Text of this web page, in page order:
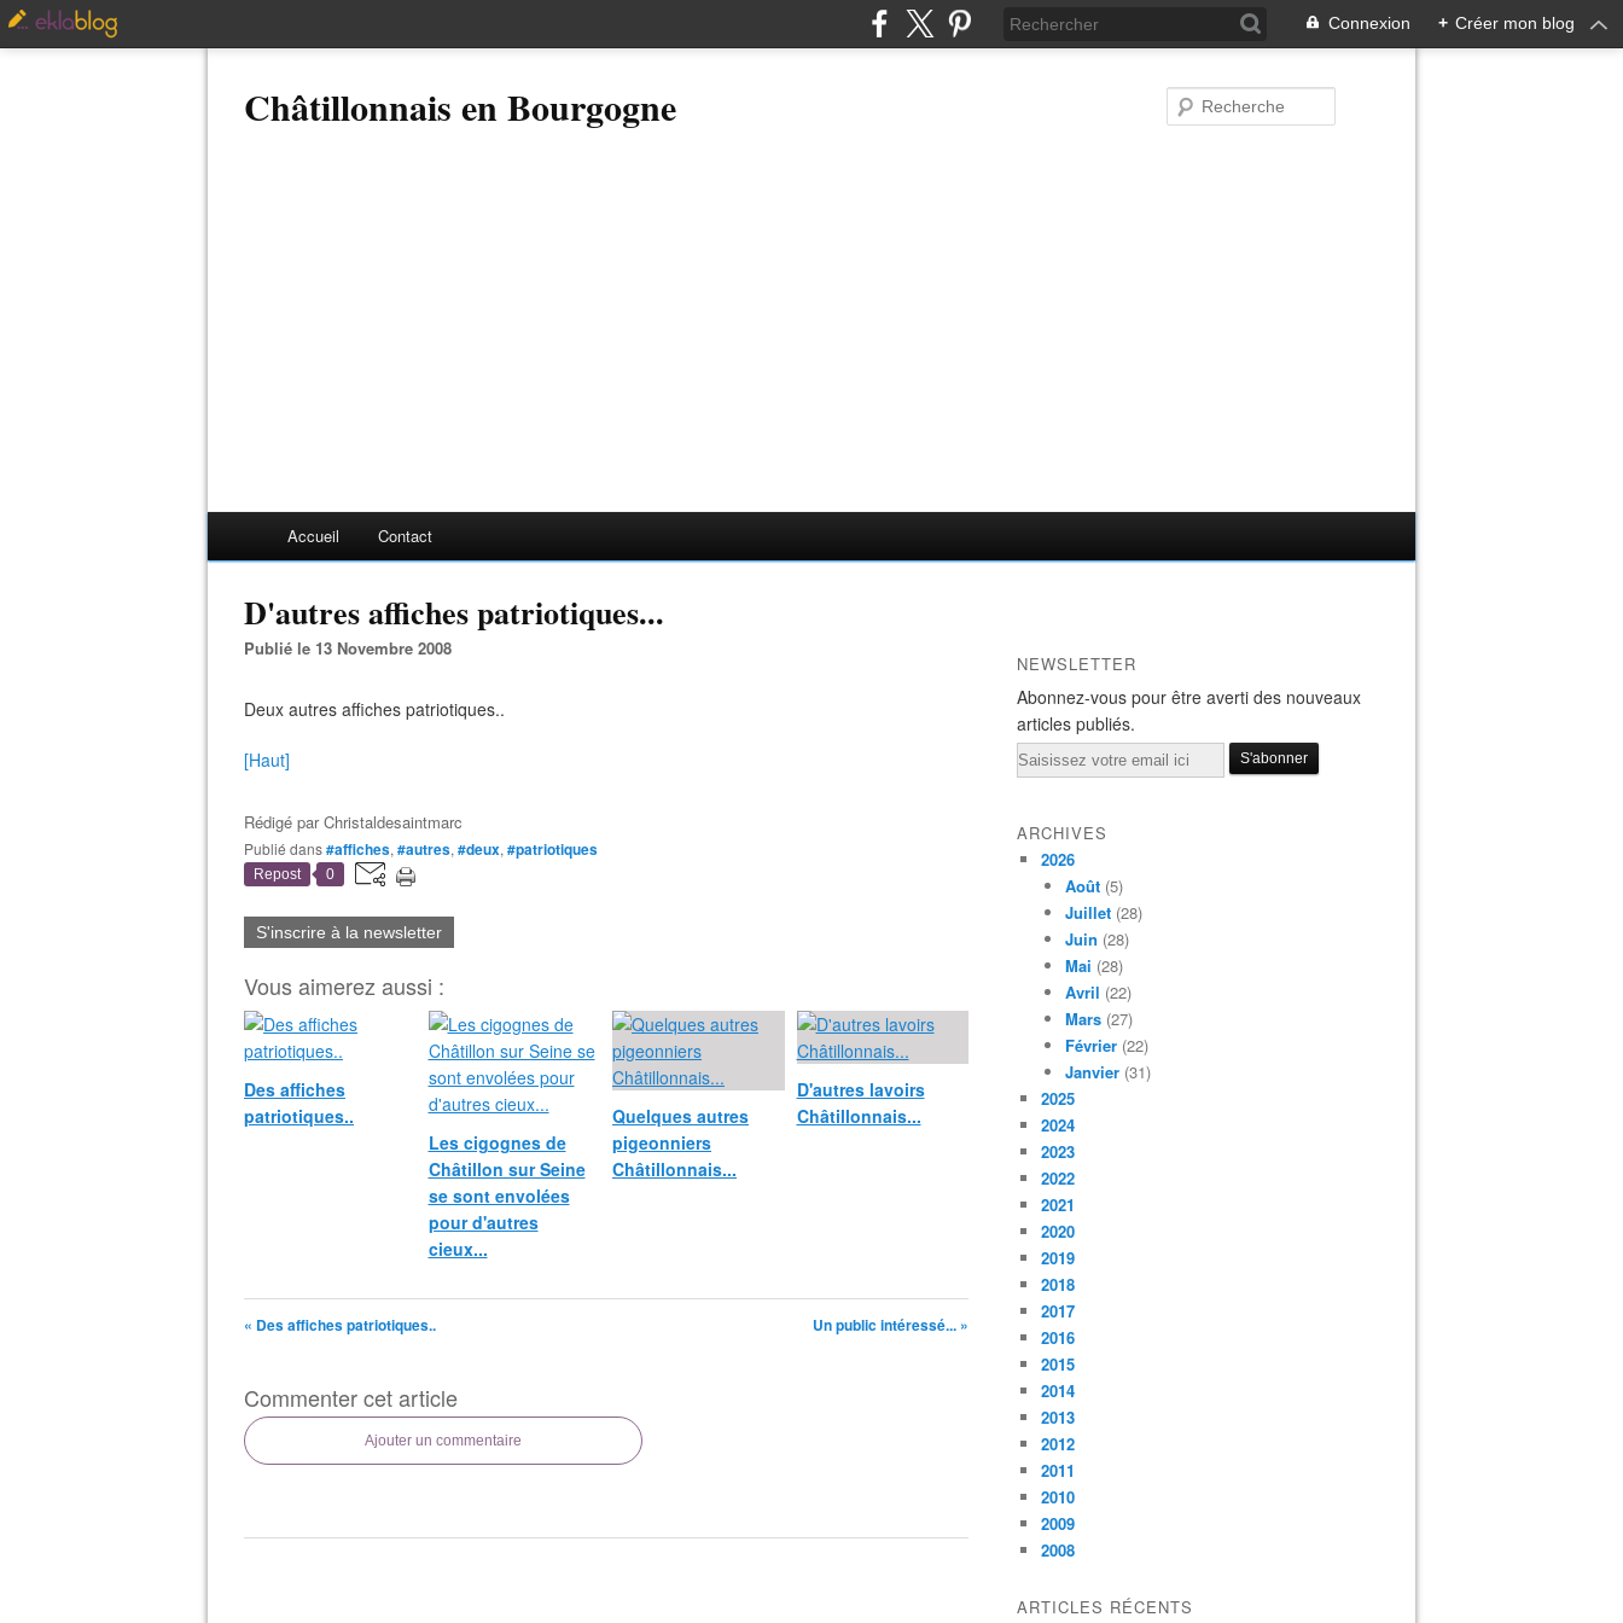
Connexion + Créer mon blog
Châtillonnais en Bourgogne
Accueil Contact
D'autres affiches patriotiques...
Publié le 13 Novembre 2008
Deux autres affiches patriotiques..
[Haut]
Rédigé parChristaldesaintmarc
Publié dans#affiches, #autres, #deux, #patriotiques
Repost 0
S'inscrire à la newsletter
Vous aimerez aussi :
Des affiches
patriotiques..
Les cigognes de
Châtillon sur Seine
se sont envolées
pour d'autres
cieux...
Quelques autres
pigeonniers
Châtillonnais...
D'autres lavoirs
Châtillonnais...
« Des affiches patriotiques.. Un public intéressé... »
Commenter cet article
Ajouter un commentaire
NEWSLETTER
Abonnez-vous pour être averti des nouveaux
articles publiés.
Email
ARCHIVES
2026
Août (5)
Juillet (28)
Juin (28)
Mai (28)
Avril (22)
Mars (27)
Février (22)
Janvier (31)
2025
2024
2023
2022
2021
2020
2019
2018
2017
2016
2015
2014
2013
2012
2011
2010
2009
2008
ARTICLES RÉCENTS